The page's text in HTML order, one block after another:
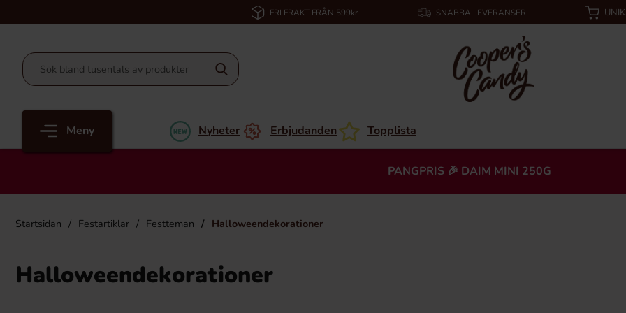
FRI FRAKT FRÅN 599kr SNABBA LEVERANSER
Meny Nyheter Erbjudanden Topplista
PANGPRIS 🎉 DAIM MINI 250G
Startsidan Festartiklar Festteman Halloweendekorationer
Halloweendekorationer